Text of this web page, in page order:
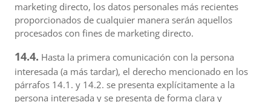
marketing directo, los datos personales más recientes
proporcionados de cualquier manera serán aquellos
procesados con fines de marketing directo.
14.4. Hasta la primera comunicación con la persona
interesada (a más tardar), el derecho mencionado en los
párrafos 14.1. y 14.2. se presenta explícitamente a la
persona interesada y se presenta de forma clara y